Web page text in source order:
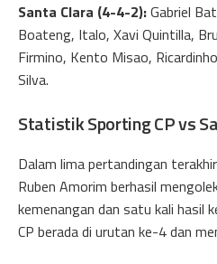
Santa Clara (4-4-2):Gabriel
Boateng, Italo, Xavi Quintilla,
Firmino, Kento Misao,
Silva.
Statistik Sporting CP vs
Dalam lima pertandingan
Ruben Amorim berhasil
kemenangan dan satu kali hasil
CP berada di urutan ke-4 dan